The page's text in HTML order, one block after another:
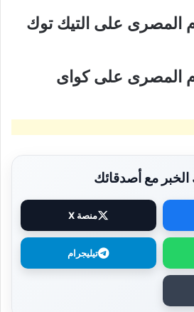
المصرى على التيك توك
المصرى على كواى
مع أصدقائك
منصة X
تيليجرام